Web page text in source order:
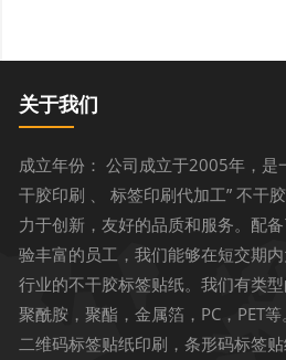
关于我们
成立年份： 公司成立于2005年，是
干胶印刷 、 标签印刷代加工” 不干
力于创新，友好的品质和服务。配
验丰富的员工，我们能够在短交期
行业的不干胶标签贴纸。我们有类
聚酰胺，聚酯，金属箔，PC，PET
二维码标签贴纸印刷，条形码标签
896